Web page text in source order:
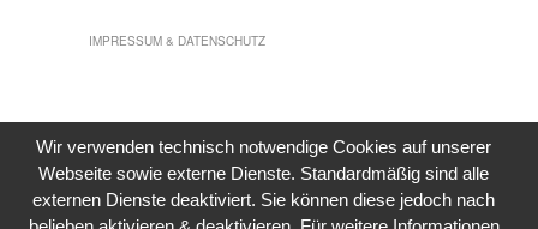
IMPRESSUM & DATENSCHUTZ
Wir verwenden technisch notwendige Cookies auf unserer
Webseite sowie externe Dienste. Standardmäßig sind alle
externen Dienste deaktiviert. Sie können diese jedoch nach